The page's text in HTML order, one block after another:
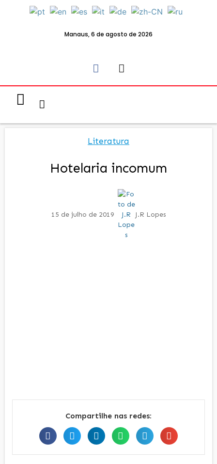
Manaus, 6 de agosto de 2026
Literatura
Hotelaria incomum
15 de julho de 2019 J.R Lopes
Compartilhe nas redes: